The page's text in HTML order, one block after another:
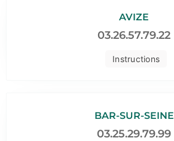
Instructions
AVIZE
03.26.57.79.22
BAR-SUR-SEINE
03.25.29.79.99